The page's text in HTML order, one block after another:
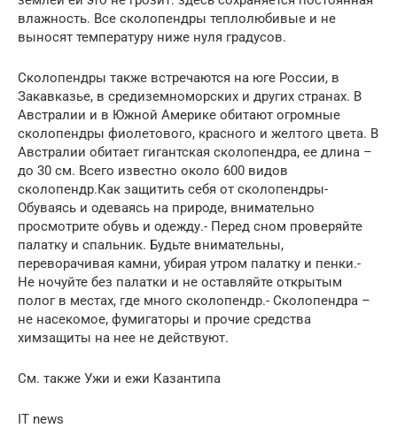
влажность. Все сколопендры теплолюбивые и не
выносят температуру ниже нуля градусов.
Сколопендры также встречаются на юге России, в
Закавказье, в средиземноморских и других странах. В
Австралии и в Южной Америке обитают огромные
сколопендры фиолетового, красного и желтого цвета. В
Австралии обитает гигантская сколопендра, ее длина –
до 30 см. Всего известно около 600 видов
сколопендр.Как защитить себя от сколопендры-
Обуваясь и одеваясь на природе, внимательно
просмотрите обувь и одежду.- Перед сном проверяйте
палатку и спальник. Будьте внимательны,
переворачивая камни, убирая утром палатку и пенки.-
Не ночуйте без палатки и не оставляйте открытым
полог в местах, где много сколопендр.- Сколопендра –
не насекомое, фумигаторы и прочие средства
химзащиты на нее не действуют.
См. также Ужи и ежи Казантипа
IT news